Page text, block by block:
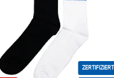
ZERTIFIZIERT